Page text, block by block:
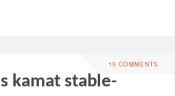
15 COMMENTS
kamat stable-